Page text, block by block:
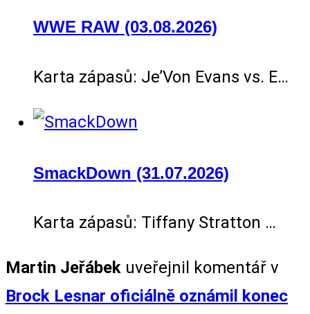
WWE RAW (03.08.2026)
Karta zápasů: Je’Von Evans vs. E…
SmackDown (31.07.2026)
Karta zápasů: Tiffany Stratton …
Martin Jeřábek uveřejnil komentář v
Brock Lesnar oficiálně oznámil konec